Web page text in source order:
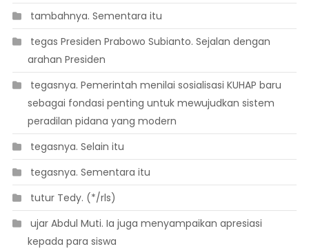
 tambahnya. Sementara itu
 tegas Presiden Prabowo Subianto. Sejalan dengan
arahan Presiden
 tegasnya. Pemerintah menilai sosialisasi KUHAP baru
sebagai fondasi penting untuk mewujudkan sistem
peradilan pidana yang modern
 tegasnya. Selain itu
 tegasnya. Sementara itu
 tutur Tedy. (*/rls)
 ujar Abdul Muti. Ia juga menyampaikan apresiasi
kepada para siswa